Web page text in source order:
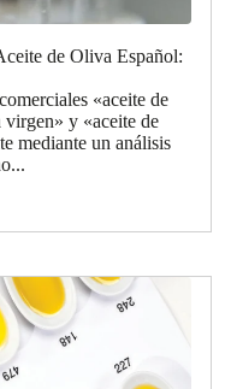
de Oliva Español:
«aceite de
y «aceite de
mediante un análisis